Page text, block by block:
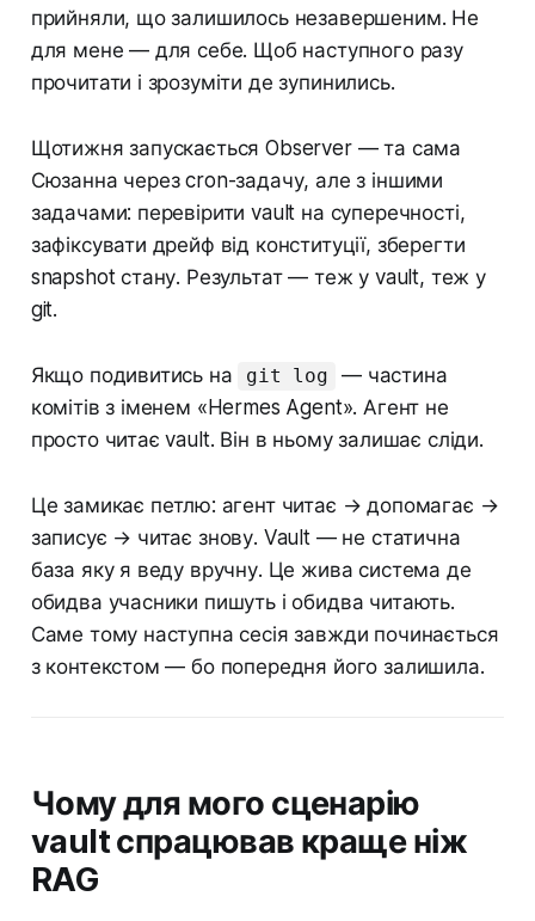
прийняли, що залишилось незавершеним. Не
для мене — для себе. Щоб наступного разу
прочитати і зрозуміти де зупинились.
Щотижня запускається Observer — та сама
Сюзанна через cron-задачу, але з іншими
задачами: перевірити vault на суперечності,
зафіксувати дрейф від конституції, зберегти
snapshot стану. Результат — теж у vault, теж у
git.
Якщо подивитись на git log
— частина
комітів з іменем «Hermes Agent». Агент не
просто читає vault. Він в ньому залишає сліди.
Це замикає петлю: агент читає → допомагає →
записує → читає знову. Vault — не статична
база яку я веду вручну. Це жива система де
обидва учасники пишуть і обидва читають.
Саме тому наступна сесія завжди починається
з контекстом — бо попередня його залишила.
Чому для мого сценарію
vault спрацював краще ніж
RAG